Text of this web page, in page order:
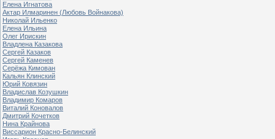
Елена Игнатова
Актар Илмаринен (Любовь Войнакова)
Николай Ильенко
Елена Ильина
Олег Ирискин
Владлена Казакова
Сергей Казаков
Сергей Каменев
Серёжа Кимован
Кальян Клинский
Юрий Ковязин
Владислав Козушкин
Владимир Комаров
Виталий Коновалов
Дмитрий Кочетков
Нина Крайнова
Виссарион Красно-Белинский